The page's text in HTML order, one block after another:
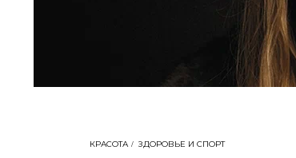
КРАСОТА ЗДОРОВЬЕ И СПОРТ